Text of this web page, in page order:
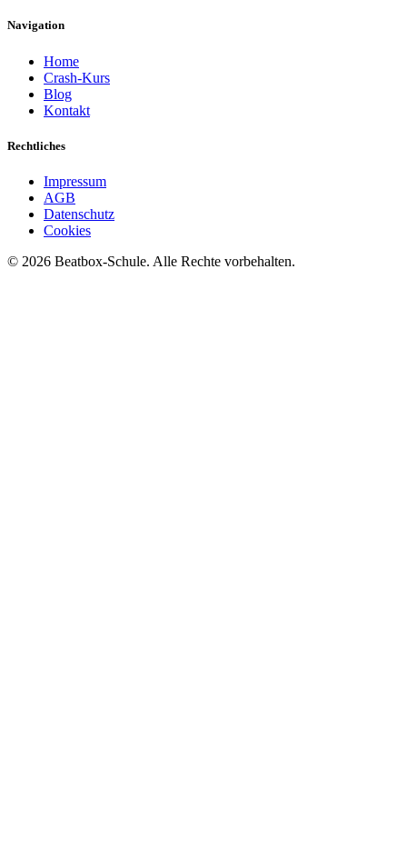
Navigation
Home
Crash-Kurs
Blog
Kontakt
Rechtliches
Impressum
AGB
Datenschutz
Cookies
© 2026 Beatbox-Schule. Alle Rechte vorbehalten.